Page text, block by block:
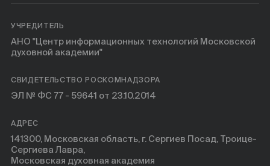
УЧРЕДИТЕЛЬ
АНО "Центр информационных технологий Московской
духовной академии"
СВИДЕТЕЛЬСТВО РОСКОМНАДЗОРА
ЭЛ № ФС 77 - 59641 от 23.10.2014
АДРЕС
141300, Московская область, г. Сергиев Посад, Троице-
Сергиева Лавра,
Московская духовная академия